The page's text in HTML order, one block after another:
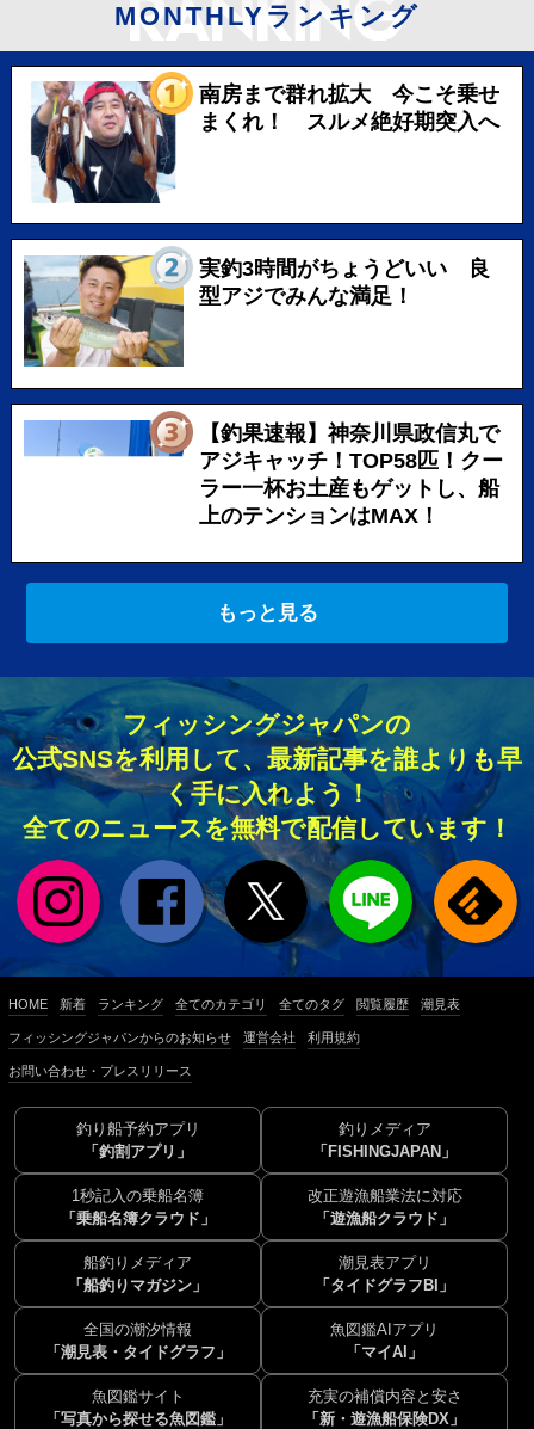
MONTHLYランキング
南房まで群れ拡大 今こそ乗せ
まくれ！ スルメ絶好期突入へ
実釣3時間がちょうどいい 良
型アジでみんな満足！
【釣果速報】神奈川県政信丸で
アジキャッチ！TOP58匹！クー
ラー一杯お土産もゲットし、船
上のテンションはMAX！
もっと見る
フィッシングジャパンの
公式SNSを利用して、最新記事を誰よりも早
く手に入れよう！
全てのニュースを無料で配信しています！
HOME 新着 ランキング 全てのカテゴリ 全てのタグ 閲覧履歴 潮見表
フィッシングジャパンからのお知らせ 運営会社 利用規約
お問い合わせ・プレスリリース
釣り船予約アプリ
「釣割アプリ」
釣りメディア
「FISHINGJAPAN」
1秒記入の乗船名簿
「乗船名簿クラウド」
改正遊漁船業法に対応
「遊漁船クラウド」
船釣りメディア
「船釣りマガジン」
潮見表アプリ
「タイドグラフBI」
全国の潮汐情報
「潮見表・タイドグラフ」
魚図鑑AIアプリ
「マイAI」
魚図鑑サイト
「写真から探せる魚図鑑」
充実の補償内容と安さ
「新・遊漁船保険DX」